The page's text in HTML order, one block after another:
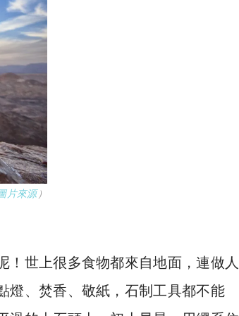
片來源）
！世上很多食物都來自地面，連做人
燈、焚香、敬紙，石制工具都不能